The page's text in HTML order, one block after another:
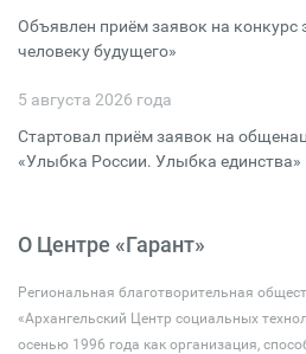
Объявлен приём заявок на конкурс
человеку будущего»
5 августа 2026 года
Стартовал приём заявок на
«Улыбка России. Улыбка единства»
О Центре «Гарант»
Региональная благотворительная
«Архангельский Центр социальных
осенью 1996 года как организация,